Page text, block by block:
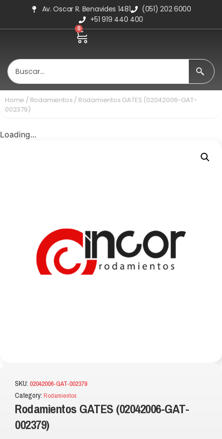
Av. Oscar R. Benavides 1481
(051) 202 6000
+51 919 440 400
0
Home / Rodamientos / Rodamientos GATES (02042006-GAT-
002379)
Loading...
SKU: 02042006-GAT-002379
Category: Rodamientos
Rodamientos GATES (02042006-GAT-
002379)